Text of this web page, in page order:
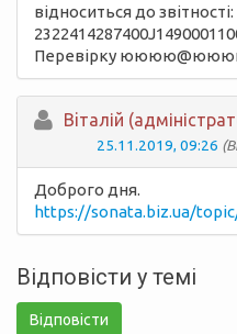
відноситься до звітності:
Перевірку
Вiталій
25.11.2019, 09:26
Доброго дня.
https://sonata.biz.ua/
Відповісти у темі
Відповісти